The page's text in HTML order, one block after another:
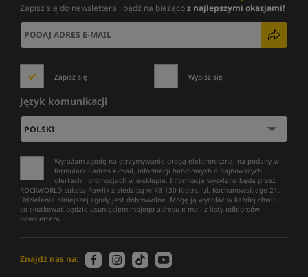
Zapisz się do newslettera i bądź na bieżącoz najlepszymi okazjami!
Zapisz się Wypisz się
Język komunikacji
Wyrażam zgodę na otrzymywanie drogą elektroniczną, na podany w
formularzu adres e-mail, informacji handlowych o najnowszych
ofertach i promocjach w e-sklepie. Informacje wysyłane będą przez
ROCKWORLD Łukasz Pawlik z siedzibą w 48-130 Kietrz, ul. Kochanowskiego 21.
Udzielenie niniejszej zgody jest dobrowolne. Mogę ją wycofać w każdej chwili,
co skutkować będzie usunięciem mojego adresu e-mail z listy odbiorców
newslettera.
Znajdź nas na: